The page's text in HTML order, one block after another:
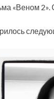
«Веном 2».